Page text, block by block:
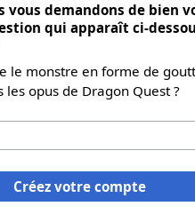
vous demandons de bien
qui apparaît ci-
le monstre en forme de
opus de Dragon Quest ?
Créez votre compte